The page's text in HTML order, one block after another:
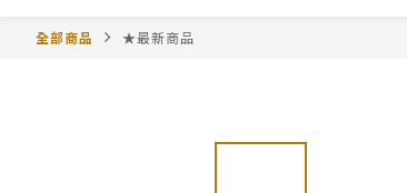
全部商品 ★最新商品